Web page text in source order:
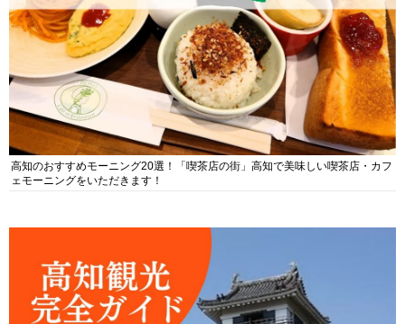
高知のおすすめモーニング20選！「喫茶店の街」高知で美味しい喫茶店・カフ
ェモーニングをいただきます！